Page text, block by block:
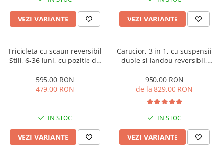
Bluze, pieptarase, mentite
Ciorapi
Pantaloni de exterior
Bluze si pulovere
Hainute bumbac organic
Bluze, pieptarase, mentite
Pantaloni de exterior
Bluze si pulovere
Babetele
Cos depozitare jucarii
Jocuri educative si de societate
Mingii
Jucarii gonflabile
Jucarii de nisip
Trotinete si biciclete
Carucioare papusi
Incaltaminte de panza
VEZI VARIANTE VEZI VARIANTE
Tricicleta cu scaun reversibil
Still, 6-36 luni, cu pozitie de
cu lumini si muzica, SL07
595,00 RON
479,00 RON
IN STOC
VEZI VARIANTE
Carucior, 3 in 1, cu suspensii
duble si landou reversibil,
luni - 3 ani, Original L-Sun
950,00 RON
de la 829,00 RON
IN STOC
VEZI VARIANTE